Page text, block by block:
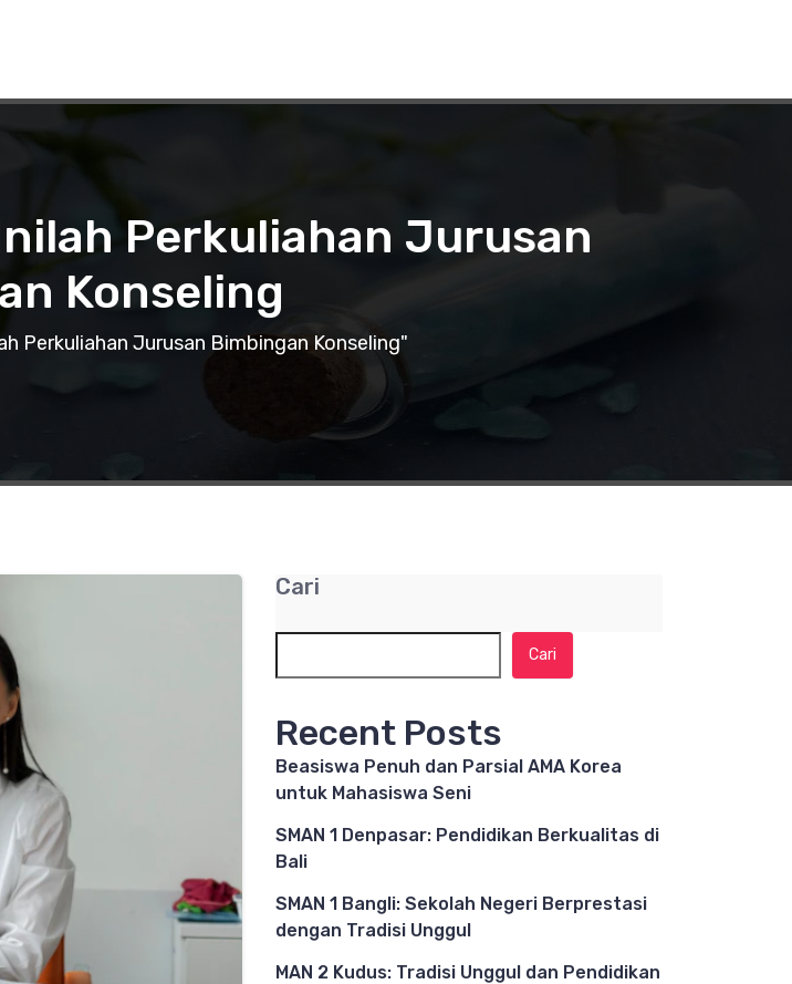
Perkuliahan Jurusan
Konseling
Perkuliahan Jurusan Bimbingan Konseling"
Cari
Cari
Recent Posts
Beasiswa Penuh dan Parsial AMA Korea
untuk Mahasiswa Seni
SMAN 1 Denpasar: Pendidikan Berkualitas di
Bali
SMAN 1 Bangli: Sekolah Negeri Berprestasi
dengan Tradisi Unggul
MAN 2 Kudus: Tradisi Unggul dan Pendidikan